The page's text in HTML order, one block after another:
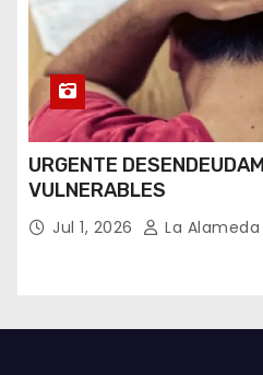
URGENTE
VULNERABLES
Jul 1, 2026 La Alameda